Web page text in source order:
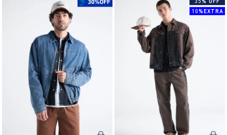
35% OFF
10%EXTRA